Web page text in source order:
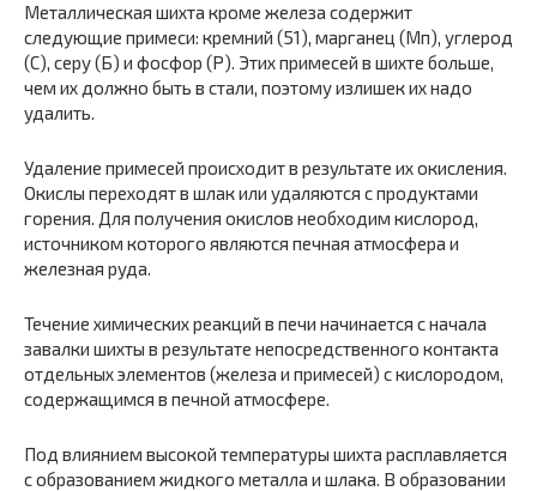
Металлическая шихта кроме железа содержит
следующие примеси: кремний (51), марганец (Мп), углерод
(С), серу (Б) и фосфор (Р). Этих примесей в шихте больше,
чем их должно быть в стали, поэтому излишек их надо
удалить.
Удаление примесей происходит в результате их окисления.
Окислы переходят в шлак или удаляются с продуктами
горения. Для получения окислов необходим кислород,
источником которого являются печная атмосфера и
железная руда.
Течение химических реакций в печи начинается с начала
завалки шихты в результате непосредственного контакта
отдельных элементов (железа и примесей) с кислородом,
содержащимся в печной атмосфере.
Под влиянием высокой температуры шихта расплавляется
с образованием жидкого металла и шлака. В образовании